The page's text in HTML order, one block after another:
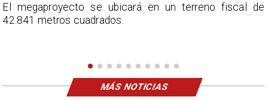
En el programa ESPN F90 Chile, Claudio Bravo ofrece
una visión más moderada sobre las expectativas del
MÁS NOTICIAS